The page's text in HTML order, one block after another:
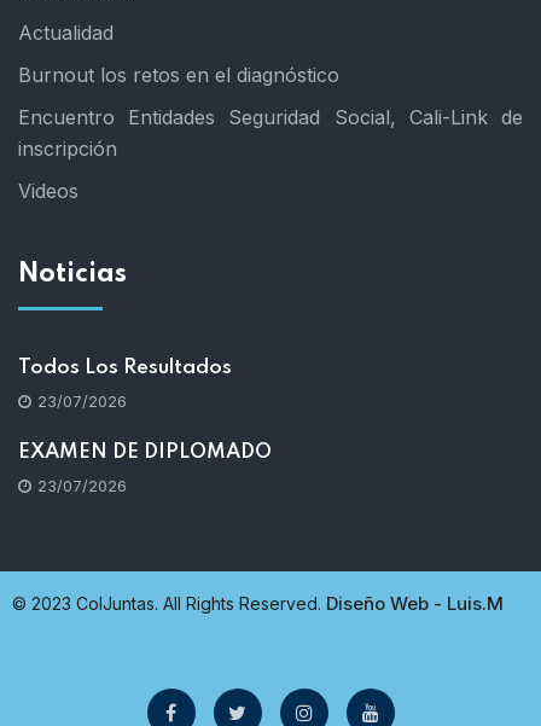
Actualidad
Burnout los retos en el diagnóstico
Encuentro Entidades Seguridad Social, Cali-Link de
inscripción
Videos
Noticias
Todos Los Resultados
23/07/2026
EXAMEN DE DIPLOMADO
23/07/2026
© 2023 ColJuntas. All Rights Reserved. Diseño Web - Luis.M